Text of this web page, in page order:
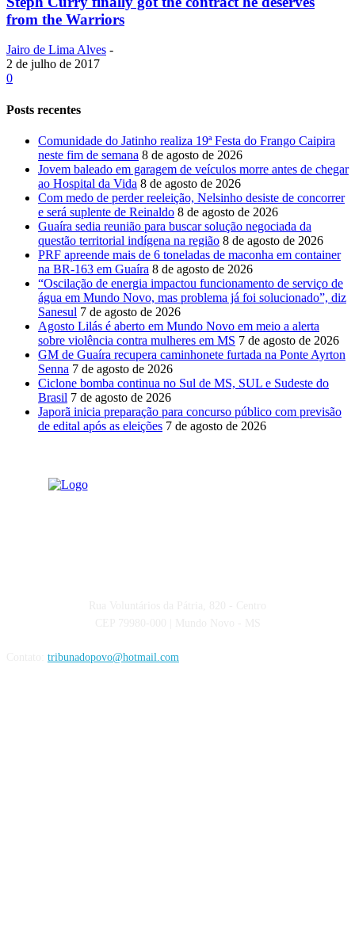
from the Warriors
Jairo de Lima Alves -
2 de julho de 2017
0
Posts recentes
Comunidade do Jatinho realiza 19ª Festa do Frango Caipira
neste fim de semana 8 de agosto de 2026
Jovem baleado em garagem de veículos morre antes de chegar
ao Hospital da Vida 8 de agosto de 2026
Com medo de perder reeleição, Nelsinho desiste de concorrer
e será suplente de Reinaldo 8 de agosto de 2026
Guaíra sedia reunião para buscar solução negociada da
questão territorial indígena na região 8 de agosto de 2026
PRF apreende mais de 6 toneladas de maconha em container
na BR-163 em Guaíra 8 de agosto de 2026
“Oscilação de energia impactou funcionamento de serviço de
água em Mundo Novo, mas problema já foi solucionado”, diz
Sanesul 7 de agosto de 2026
Agosto Lilás é aberto em Mundo Novo em meio a alerta
sobre violência contra mulheres em MS 7 de agosto de 2026
GM de Guaíra recupera caminhonete furtada na Ponte Ayrton
Senna 7 de agosto de 2026
Ciclone bomba continua no Sul de MS, SUL e Sudeste do
Brasil 7 de agosto de 2026
Japorã inicia preparação para concurso público com previsão
de edital após as eleições 7 de agosto de 2026
tribunadopovo@hotmail.com